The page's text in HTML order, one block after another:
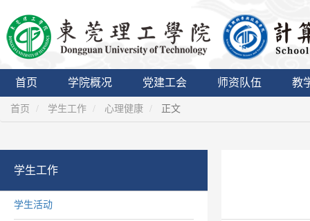
首页 学院概况 党建工会 师资队伍 教
首页 学生工作 心理健康 正文
学生工作
学生活动